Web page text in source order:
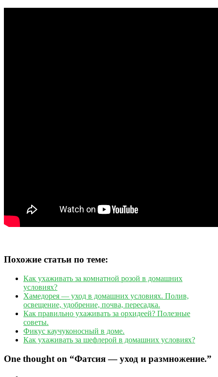
Похожие статьи по теме:
Как ухаживать за комнатной розой в домашних
условиях?
Хамедорея — уход в домашних условиях. Полив,
освещение, удобрение, почва, пересадка.
Как правильно ухаживать за орхидеей? Полезные
советы.
Фикус каучуконосный в доме.
Как ухаживать за шефлерой в домашних условиях?
One thought on “Фатсия — уход и размножение.”